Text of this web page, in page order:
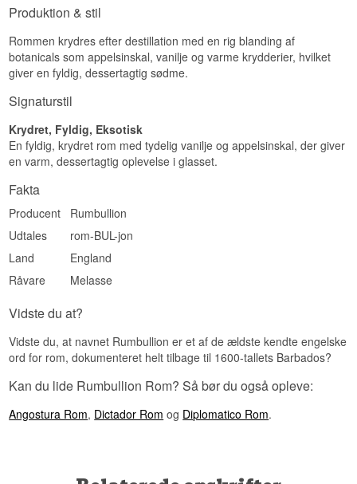
Aftapper: Ableforth's
Region/Land: Caribien / England
Type: Krydret Rom
Størrelse: 50 CL
Edition: XO
EAN nr.: 5052598054151
Serveringsforslag: I et tulipanglas eller i en
ordet "rum" selv slog igennem.
Se hele vores udvalg afRumbullion
Produktion & stil
Rommen krydres efter destillation med en rig blanding af
botanicals som appelsinskal, vanilje og varme krydderier, hvilket
giver en fyldig, dessertagtig sødme.
Signaturstil
Krydret, Fyldig, Eksotisk
En fyldig, krydret rom med tydelig vanilje og appelsinskal, der giver
en varm, dessertagtig oplevelse i glasset.
Fakta
Producent
Rumbullion
Udtales
rom-BUL-jon
Land
England
Råvare
Melasse
Vidste du at?
Vidste du, at navnet Rumbullion er et af de ældste kendte engelske
ord for rom, dokumenteret helt tilbage til 1600-tallets Barbados?
Kan du lide Rumbullion Rom? Så bør du også opleve:
Angostura Rom, Dictador Rom og Diplomatico Rom.